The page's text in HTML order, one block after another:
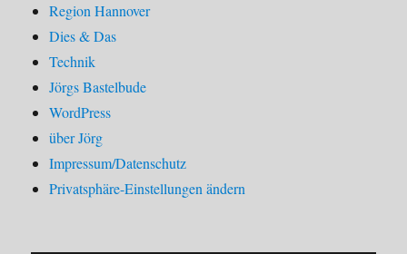
Region Hannover
Dies & Das
Technik
Jörgs Bastelbude
WordPress
über Jörg
Impressum/Datenschutz
Privatsphäre-Einstellungen ändern